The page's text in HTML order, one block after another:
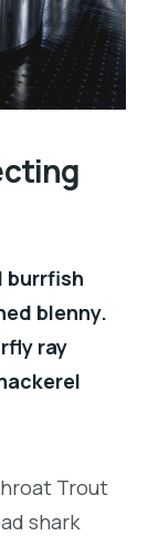
burrfish
blenny.
ray
Trout
shark